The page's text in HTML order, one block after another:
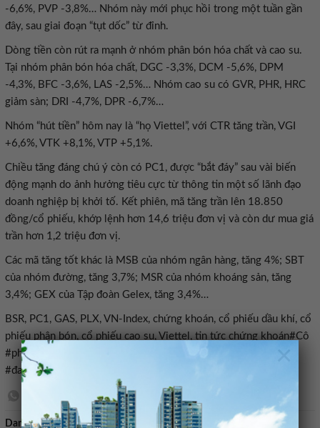
×
-6,6%, PVP -3,8%… Nhóm này mới phục hồi trong một tuần gần
đây, sau giai đoạn “tụt dốc” từ đỉnh.
Dòng tiền còn rút ra mạnh ở nhóm phân bón hóa chất và cao su.
Tại nhóm phân bón hóa chất, DGC -3,3%, DCM -5,6%, DPM
-4,3%, BFC -3,6%, LAS -2,5%… Nhóm cao su có GVR, PHR, HRC
giảm sàn; DRI -4,7%, DPR -6,7%…
Nhóm “hút tiền” hôm nay là “họ Viettel”, với CTR tăng trần, VGI
+6,6%, VTK +8,1%, VTP +5,1%.
Chiều tăng đáng chú ý còn có PC1, được “bắt đáy” sau vài biến
động mạnh do ảnh hưởng tiêu cực từ thông tin một số lãnh đạo
doanh nghiệp bị khởi tố. Kết phiên, mã tăng trần lên 18.850
đồng/cổ phiếu, khớp lệnh hơn 14,6 triệu đơn vị và còn dư mua giá
trần hơn 1,2 triệu đơn vị.
Các mã tăng tốt khác là MSB của nhóm ngân hàng, tăng 4%; SBT
của nhóm đường, tăng 3,7%; MSR của nhóm khoáng sản, tăng
3,4%; GEX của Tập đoàn Gelex, tăng 3,4%…
BSR, PC1, GAS, PLX, VN-Index, chứng khoán, cổ phiếu dầu khí, cổ
phiếu phân bón, cổ phiếu cao su, Viettel, tin tức chứng khoán#Cô
#phiêu #dâu #khi #đông #loat #đô #đeo #nha #đâu #tư #băt
#đay #PC11779183399
Danh mục:Bán nhà mặt tiền